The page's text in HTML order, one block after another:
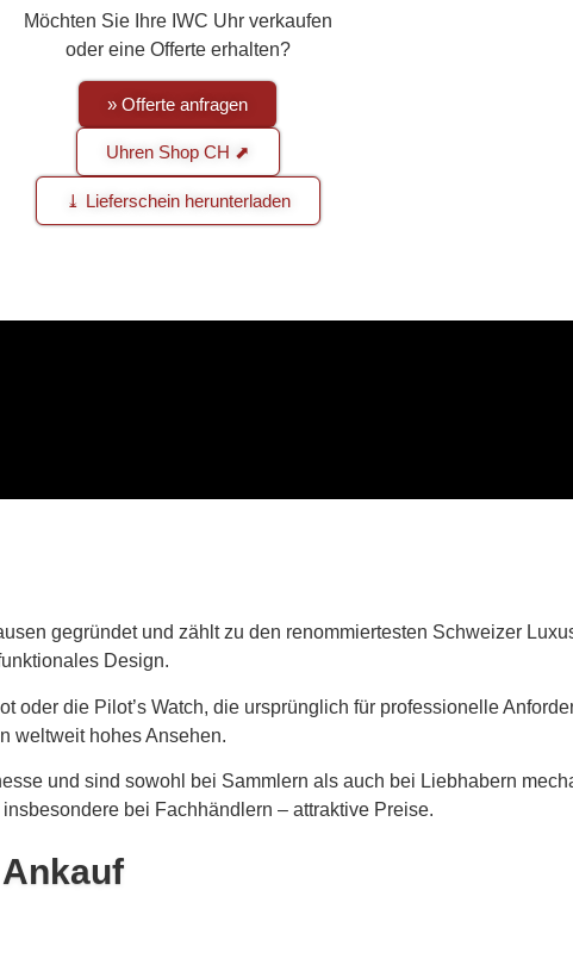
Möchten Sie Ihre IWC Uhr verkaufen
oder eine Offerte erhalten?
» Offerte anfragen
Uhren Shop CH ⬈
⤓ Lieferschein herunterladen
gegründet und zählt zu den renommiertesten Schweizer
Design.
oder die Pilot’s Watch, die ursprünglich für professionelle
weltweit hohes Ansehen.
und sind sowohl bei Sammlern als auch bei Liebhabern
bei Fachhändlern – attraktive Preise.